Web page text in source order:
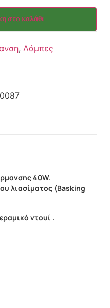
στο καλάθι
, Λάμπες
40W.
λιασίματος (Basking
ντουί .